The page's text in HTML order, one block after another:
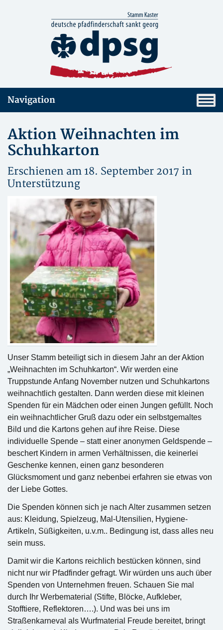
Navigation
Aktion Weihnachten im
Schuhkarton
Erschienen am 18. September 2017 in
Unterstützung
Unser Stamm beteiligt sich in diesem Jahr an der Aktion
„Weihnachten im Schuhkarton“. Wir werden eine
Truppstunde Anfang November nutzen und Schuhkartons
weihnachtlich gestalten. Dann werden diese mit kleinen
Spenden für ein Mädchen oder einen Jungen gefüllt. Noch
ein weihnachtlicher Gruß dazu oder ein selbstgemaltes
Bild und die Kartons gehen auf ihre Reise. Diese
individuelle Spende – statt einer anonymen Geldspende –
beschert Kindern in armen Verhältnissen, die keinerlei
Geschenke kennen, einen ganz besonderen
Glücksmoment und ganz nebenbei erfahren sie etwas von
der Liebe Gottes.
Die Spenden können sich je nach Alter zusammen setzen
aus: Kleidung, Spielzeug, Mal-Utensilien, Hygiene-
Artikeln, Süßigkeiten, u.v.m.. Bedingung ist, dass alles neu
sein muss.
Damit wir die Kartons reichlich bestücken können, sind
nicht nur wir Pfadfinder gefragt. Wir würden uns auch über
Spenden von Unternehmen freuen. Schauen Sie mal
durch Ihr Werbematerial (Stifte, Blöcke, Aufkleber,
Stofftiere, Reflektoren….). Und was bei uns im
Straßenkarneval als Wurfmaterial Freude bereitet, bringt